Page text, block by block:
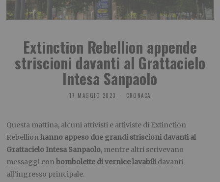
Extinction Rebellion appende
striscioni davanti al Grattacielo
Intesa Sanpaolo
17 MAGGIO 2023 CRONACA
Questa mattina, alcuni attivisti e attiviste di Extinction
Rebellionhanno appeso due grandi striscioni davanti al
Grattacielo Intesa Sanpaolo, mentre altri scrivevano
messaggi conbombolette di vernice lavabilidavanti
all’ingresso principale.